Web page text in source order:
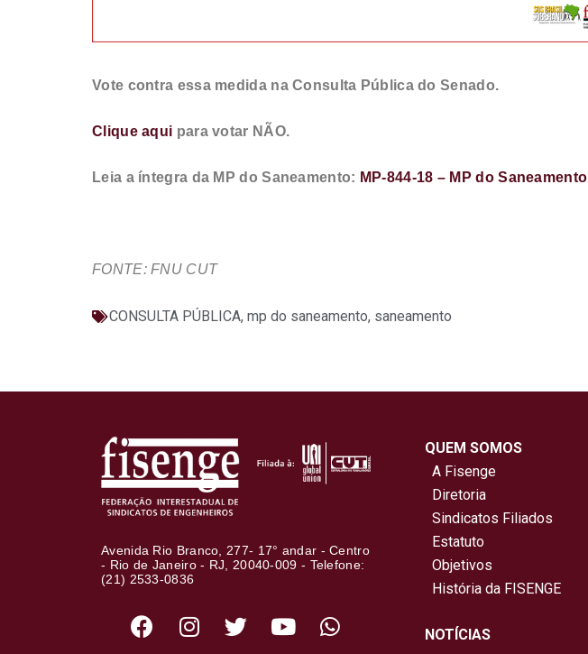
Vote contra essa medida na Consulta Pública do Senado.
Clique aqui para votar NÃO.
Leia a íntegra da MP do Saneamento: MP-844-18 – MP do Saneamento
FONTE: FNU CUT
CONSULTA PÚBLICA, mp do saneamento, saneamento
Avenida Rio Branco, 277- 17° andar - Centro
- Rio de Janeiro - RJ, 20040-009 - Telefone:
(21) 2533-0836
QUEM SOMOS
A Fisenge
Diretoria
Sindicatos Filiados
Estatuto
Objetivos
História da FISENGE
NOTÍCIAS